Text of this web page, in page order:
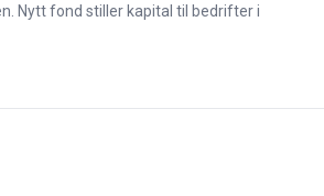
Nytt fond stiller kapital til bedrifter i